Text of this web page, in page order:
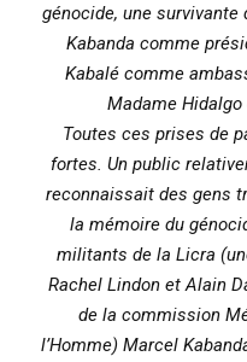
génocide, une
Kabanda comme
Kabalé comme
Madame
Toutes ces prises de
fortes. Un public
reconnaissait des gens
la mémoire du
militants de la Licra
Rachel Lindon et Alain
de la commission
l’Homme) Marcel